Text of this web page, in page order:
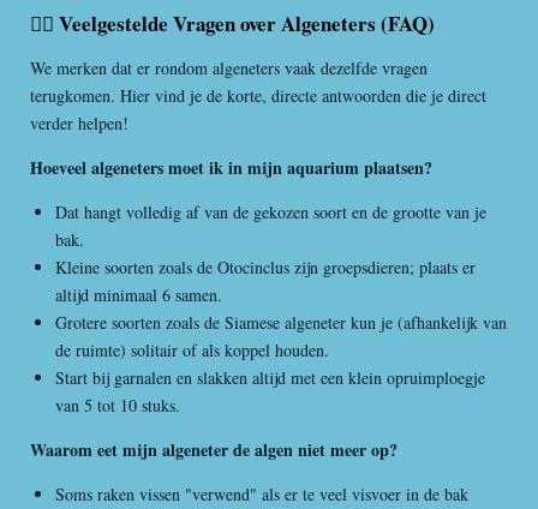
🙋‍♂️ Veelgestelde Vragen over Algeneters (FAQ)
We merken dat er rondom algeneters vaak dezelfde vragen
terugkomen. Hier vind je de korte, directe antwoorden die je direct
verder helpen!
Hoeveel algeneters moet ik in mijn aquarium plaatsen?
Dat hangt volledig af van de gekozen soort en de grootte van je
bak.
Kleine soorten zoals de Otocinclus zijn groepsdieren; plaats er
altijd minimaal 6 samen.
Grotere soorten zoals de Siamese algeneter kun je (afhankelijk van
de ruimte) solitair of als koppel houden.
Start bij garnalen en slakken altijd met een klein opruimploegje
van 5 tot 10 stuks.
Waarom eet mijn algeneter de algen niet meer op?
Soms raken vissen "verwend" als er te veel visvoer in de bak